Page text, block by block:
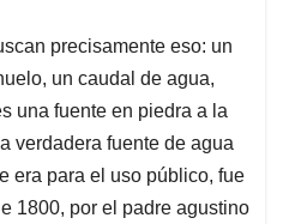
precisamente eso: un
un caudal de agua,
una fuente en piedra a la
verdadera fuente de agua
era para el uso público, fue
1800, por el padre agustino